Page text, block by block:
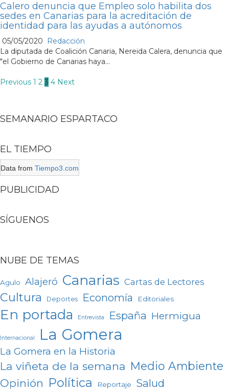
Calero denuncia que Empleo solo habilita dos
sedes en Canarias para la acreditación de
identidad para las ayudas a autónomos
05/05/2020
Redacción
La diputada de Coalición Canaria, Nereida Calera, denuncia que
"el Gobierno de Canarias haya...
Navegación
entradas
Previous 1 2 3 4 Next
SEMANARIO ESPARTACO
EL TIEMPO
Data from Tiempo3.com
PUBLICIDAD
SÍGUENOS
NUBE DE TEMAS
Agulo Alajeró Canarias Cartas de Lectores
Cultura Deportes Economía Editoriales
En portada Entrevista España Hermigua
Internacional La Gomera
La Gomera en la Historia
La viñeta de la semana Medio Ambiente
Opinión Política Reportaje Salud